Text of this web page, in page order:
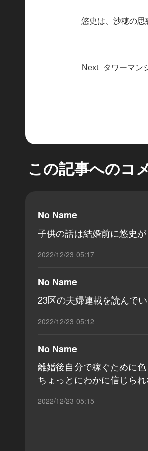
悠史は、沙穂の思
タワーマン
この記事へのコ
No Name
子供の話は結婚前に悠史が
2022/12/23 05:17
No Name
23区の夫婦連載を読んで
2022/12/23 05:12
No Name
離婚後自分で稼ぐために
ちょっとにわかに信じら
2022/12/23 05:15